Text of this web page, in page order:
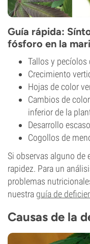
Guía rápida:
fósforo en la
Tallos y
Crecimiento
Hojas de color
Cambios de
inferior de la
Desarrollo
Cogollos de
Si observas alguno de
rapidez. Para un
problemas
nuestra guía de
Causas de la